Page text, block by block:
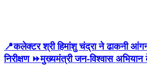
📍कलेक्टर श्री हिमांशु चंद्रा ने ढाकनी
निरीक्षण ⏩मुख्यमंत्री जन-विश्वास